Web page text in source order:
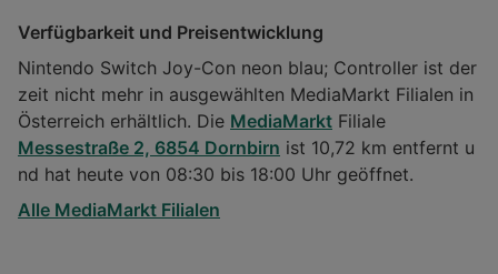
Verfügbarkeit und Preisentwicklung
Nintendo Switch Joy-Con neon blau; Controller ist der
zeit nicht mehr in ausgewählten MediaMarkt Filialen in
Österreich erhältlich. Die MediaMarkt Filiale
Messestraße 2, 6854 Dornbirn ist 10,72 km entfernt u
nd hat heute von 08:30 bis 18:00 Uhr geöffnet.
Alle MediaMarkt Filialen